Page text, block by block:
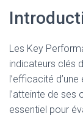
Les Key
indicateurs clés
l’efficacité
l’atteinte de
essentiel pour